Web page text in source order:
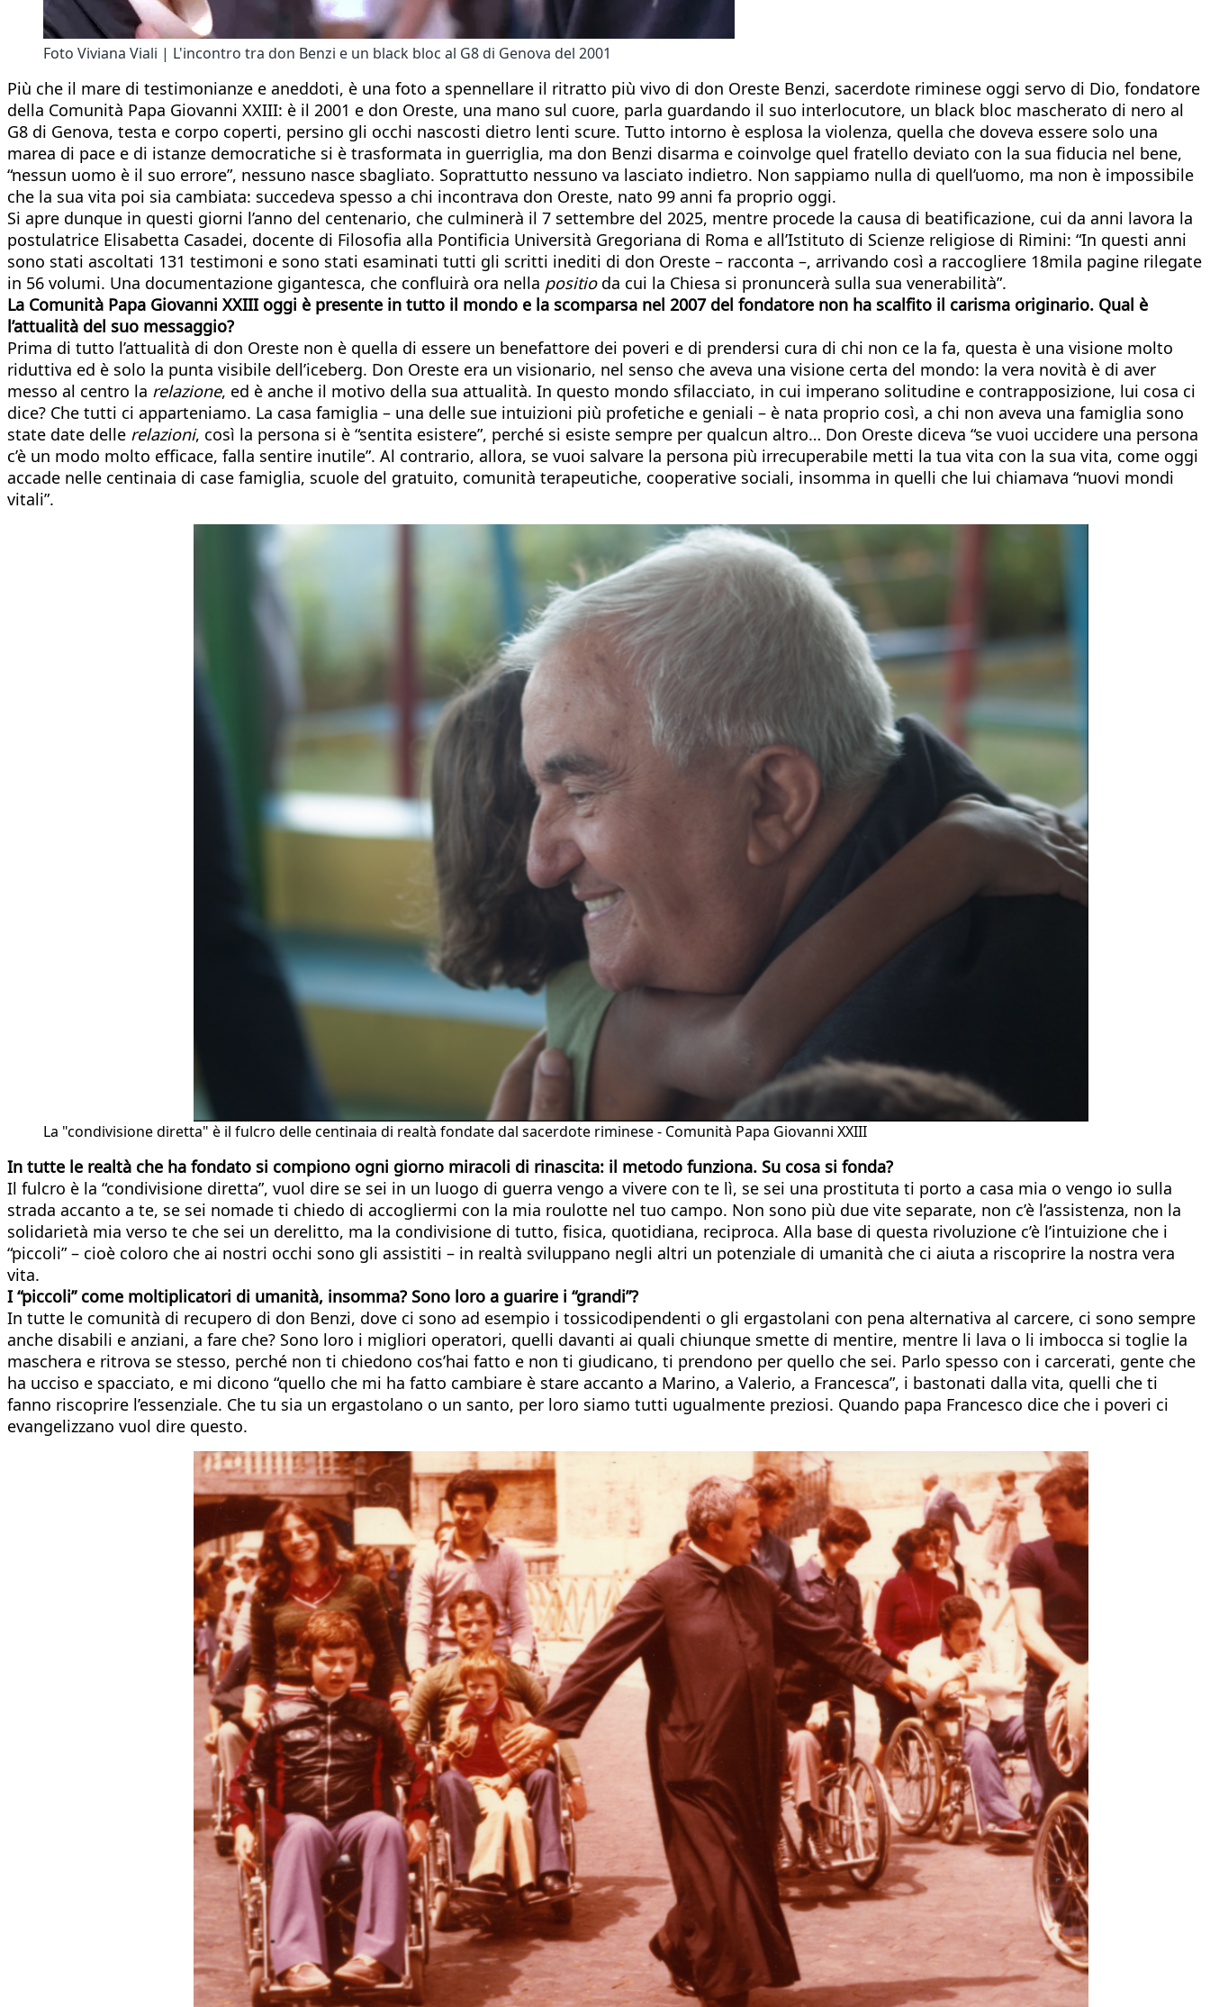
Foto Viviana Viali | L'incontro tra don Benzi e un black bloc al G8 di Genova del 2001
Più che il mare di testimonianze e aneddoti, è una foto a spennellare il ritratto più vivo di don Oreste Benzi, sacerdote riminese oggi servo di Dio, fondatore
della Comunità Papa Giovanni XXIII: è il 2001 e don Oreste, una mano sul cuore, parla guardando il suo interlocutore, un black bloc mascherato di nero al
G8 di Genova, testa e corpo coperti, persino gli occhi nascosti dietro lenti scure. Tutto intorno è esplosa la violenza, quella che doveva essere solo una
marea di pace e di istanze democratiche si è trasformata in guerriglia, ma don Benzi disarma e coinvolge quel fratello deviato con la sua fiducia nel bene,
“nessun uomo è il suo errore”, nessuno nasce sbagliato. Soprattutto nessuno va lasciato indietro. Non sappiamo nulla di quell’uomo, ma non è impossibile
che la sua vita poi sia cambiata: succedeva spesso a chi incontrava don Oreste, nato 99 anni fa proprio oggi.
Si apre dunque in questi giorni l’anno del centenario, che culminerà il 7 settembre del 2025, mentre procede la causa di beatificazione, cui da anni lavora la
postulatrice Elisabetta Casadei, docente di Filosofia alla Pontificia Università Gregoriana di Roma e all’Istituto di Scienze religiose di Rimini: “In questi anni
sono stati ascoltati 131 testimoni e sono stati esaminati tutti gli scritti inediti di don Oreste – racconta –, arrivando così a raccogliere 18mila pagine rilegate
in 56 volumi. Una documentazione gigantesca, che confluirà ora nella positioda cui la Chiesa si pronuncerà sulla sua venerabilità”.
La Comunità Papa Giovanni XXIII oggi è presente in tutto il mondo e la scomparsa nel 2007 del fondatore non ha scalfito il carisma originario. Qual è
l’attualità del suo messaggio?
Prima di tutto l’attualità di don Oreste non è quella di essere un benefattore dei poveri e di prendersi cura di chi non ce la fa, questa è una visione molto
riduttiva ed è solo la punta visibile dell’iceberg. Don Oreste era un visionario, nel senso che aveva una visione certa del mondo: la vera novità è di aver
messo al centro la relazione, ed è anche il motivo della sua attualità. In questo mondo sfilacciato, in cui imperano solitudine e contrapposizione, lui cosa ci
dice? Che tutti ci apparteniamo. La casa famiglia – una delle sue intuizioni più profetiche e geniali – è nata proprio così, a chi non aveva una famiglia sono
state date delle relazioni, così la persona si è “sentita esistere”, perché si esiste sempre per qualcun altro… Don Oreste diceva “se vuoi uccidere una persona
c’è un modo molto efficace, falla sentire inutile”. Al contrario, allora, se vuoi salvare la persona più irrecuperabile metti la tua vita con la sua vita, come oggi
accade nelle centinaia di case famiglia, scuole del gratuito, comunità terapeutiche, cooperative sociali, insomma in quelli che lui chiamava “nuovi mondi
vitali”.
La "condivisione diretta" è il fulcro delle centinaia di realtà fondate dal sacerdote riminese - Comunità Papa Giovanni XXIII
In tutte le realtà che ha fondato si compiono ogni giorno miracoli di rinascita: il metodo funziona. Su cosa si fonda?
Il fulcro è la “condivisione diretta”, vuol dire se sei in un luogo di guerra vengo a vivere con te lì, se sei una prostituta ti porto a casa mia o vengo io sulla
strada accanto a te, se sei nomade ti chiedo di accogliermi con la mia roulotte nel tuo campo. Non sono più due vite separate, non c’è l’assistenza, non la
solidarietà mia verso te che sei un derelitto, ma la condivisione di tutto, fisica, quotidiana, reciproca. Alla base di questa rivoluzione c’è l’intuizione che i
“piccoli” – cioè coloro che ai nostri occhi sono gli assistiti – in realtà sviluppano negli altri un potenziale di umanità che ci aiuta a riscoprire la nostra vera
vita.
I “piccoli” come moltiplicatori di umanità, insomma? Sono loro a guarire i “grandi”?
In tutte le comunità di recupero di don Benzi, dove ci sono ad esempio i tossicodipendenti o gli ergastolani con pena alternativa al carcere, ci sono sempre
anche disabili e anziani, a fare che? Sono loro i migliori operatori, quelli davanti ai quali chiunque smette di mentire, mentre li lava o li imbocca si toglie la
maschera e ritrova se stesso, perché non ti chiedono cos’hai fatto e non ti giudicano, ti prendono per quello che sei. Parlo spesso con i carcerati, gente che
ha ucciso e spacciato, e mi dicono “quello che mi ha fatto cambiare è stare accanto a Marino, a Valerio, a Francesca”, i bastonati dalla vita, quelli che ti
fanno riscoprire l’essenziale. Che tu sia un ergastolano o un santo, per loro siamo tutti ugualmente preziosi. Quando papa Francesco dice che i poveri ci
evangelizzano vuol dire questo.